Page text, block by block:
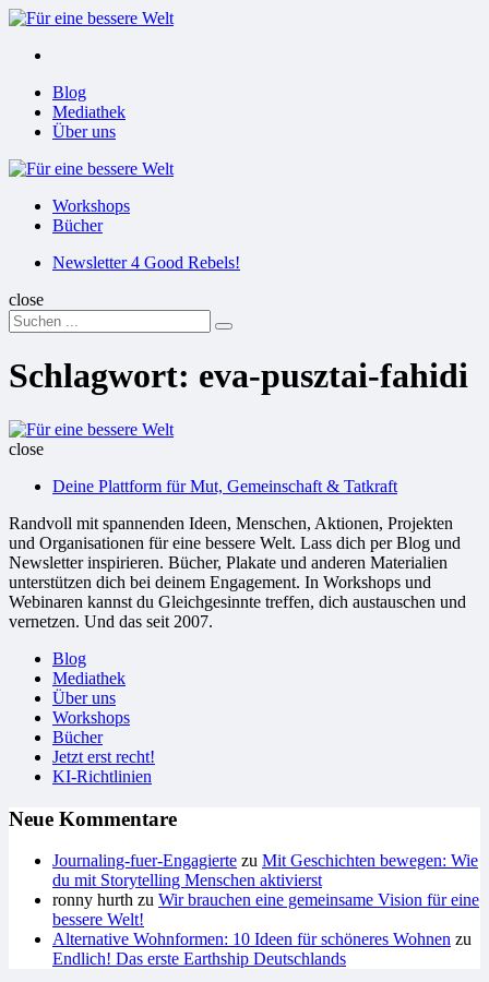
Menu
Menu
Blog
Mediathek
Über uns
Für
Workshops
Bücher
SuchenNewsletter 4 Good Rebels!
close
Search
for:
Suchen
Schlagwort: eva-pusztai-fahidi
Für
Welt
close
Deine Plattform für Mut, Gemeinschaft & Tatkraft
Randvoll mit spannenden Ideen, Menschen, Aktionen, Projekten
und Organisationen für eine bessere Welt. Lass dich per Blog und
Newsletter inspirieren. Bücher, Plakate und anderen Materialien
unterstützen dich bei deinem Engagement. In Workshops und
Webinaren kannst du Gleichgesinnte treffen, dich austauschen und
vernetzen. Und das seit 2007.
Blog
Mediathek
Über uns
Workshops
Bücher
Jetzt erst recht!
KI-Richtlinien
Neue Kommentare
Journaling-fuer-Engagierte zu Mit Geschichten bewegen: Wie
du mit Storytelling Menschen aktivierst
ronny hurth zu Wir brauchen eine gemeinsame Vision für eine
bessere Welt!
Alternative Wohnformen: 10 Ideen für schöneres Wohnen zu
Endlich! Das erste Earthship Deutschlands